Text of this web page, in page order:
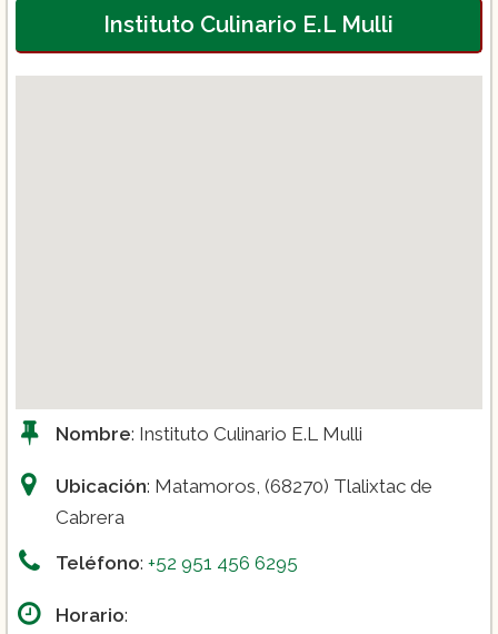
Taller de Chocolatería Fina
Instituto Culinario E.L Mulli
Nombre: Instituto Culinario E.L Mulli
Ubicación: Matamoros, (68270) Tlalixtac de
Cabrera
Teléfono: +52 951 456 6295
Horario: